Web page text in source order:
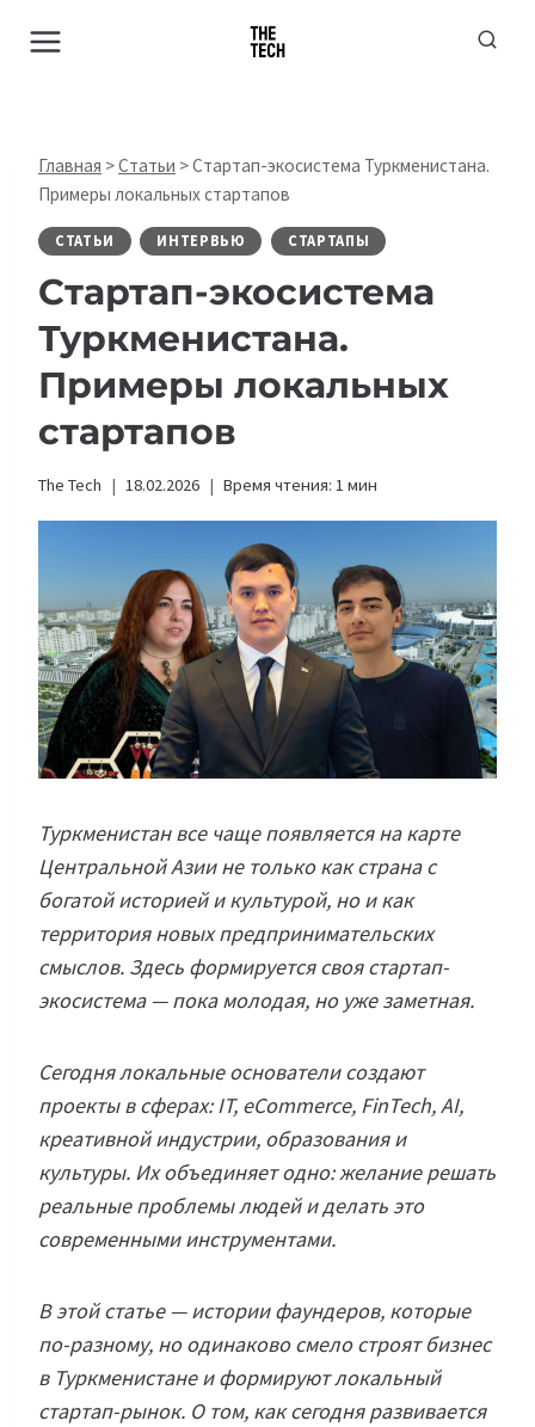
Главная >Статьи >Стартап-экосистема Туркменистана.
Примеры локальных стартапов
СТАТЬИ ИНТЕРВЬЮ СТАРТАПЫ
Стартап-экосистема
Туркменистана.
Примеры локальных
стартапов
The Tech 18.02.2026 Время чтения: 1 мин
Туркменистан все чаще появляется на карте
Центральной Азии не только как страна с
богатой историей и культурой, но и как
территория новых предпринимательских
смыслов. Здесь формируется своя стартап-
экосистема — пока молодая, но уже заметная.
Сегодня локальные основатели создают
проекты в сферах: IT, eCommerce, FinTech, AI,
креативной индустрии, образования и
культуры. Их объединяет одно: желание решать
реальные проблемы людей и делать это
современными инструментами.
В этой статье — истории фаундеров, которые
по-разному, но одинаково смело строят бизнес
в Туркменистане и формируют локальный
стартап-рынок. О том, как сегодня развивается